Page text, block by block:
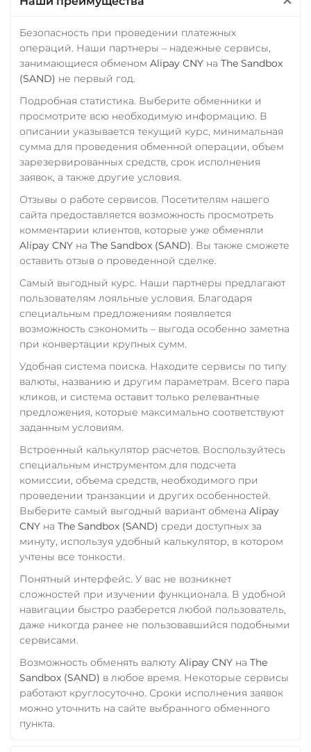
Промсвязьбанк RUB
ПУМБ UAH
Райффайзен
РНКБ RUB
Росбанк RUB
Россельхоз банк RUB
Русский Стандарт RUB
RUB KZT QR RUB
СБП RUB
Счет ИП/ООО
RUB USD EUR
Тинькофф
RUB QR RUB
Фридом Банк KZT
Центр Кредит KZT
Безопасность при проведении платежных
операций. Наши партнеры – надежные сервисы,
занимающиеся обменом Alipay CNY на The Sandbox
(SAND) не первый год.
Подробная статистика. Выберите обменники и
просмотрите всю необходимую информацию. В
описании указывается текущий курс, минимальная
сумма для проведения обменной операции, объем
зарезервированных средств, срок исполнения
заявок, а также другие условия.
Отзывы о работе сервисов. Посетителям нашего
сайта предоставляется возможность просмотреть
комментарии клиентов, которые уже обменяли
Alipay CNY на The Sandbox (SAND). Вы также сможете
оставить отзыв о проведенной сделке.
Самый выгодный курс. Наши партнеры предлагают
пользователям лояльные условия. Благодаря
специальным предложениям появляется
возможность сэкономить – выгода особенно заметна
при конвертации крупных сумм.
Удобная система поиска. Находите сервисы по типу
валюты, названию и другим параметрам. Всего пара
кликов, и система оставит только релевантные
предложения, которые максимально соответствуют
заданным условиям.
Встроенный калькулятор расчетов. Воспользуйтесь
специальным инструментом для подсчета
комиссии, объема средств, необходимого при
проведении транзакции и других особенностей.
Выберите самый выгодный вариант обмена Alipay
CNY на The Sandbox (SAND) среди доступных за
минуту, используя удобный калькулятор, в котором
учтены все тонкости.
Понятный интерфейс. У вас не возникнет
сложностей при изучении функционала. В удобной
навигации быстро разберется любой пользователь,
даже никогда ранее не пользовавшийся подобными
сервисами.
Возможность обменять валюту Alipay CNY на The
Sandbox (SAND) в любое время. Некоторые сервисы
работают круглосуточно. Сроки исполнения заявок
можно уточнить на сайте выбранного обменного
пункта.